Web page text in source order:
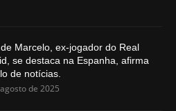
Marcelo, ex-jogador do Real
se destaca na Espanha, afirma
de notícias.
de 2025